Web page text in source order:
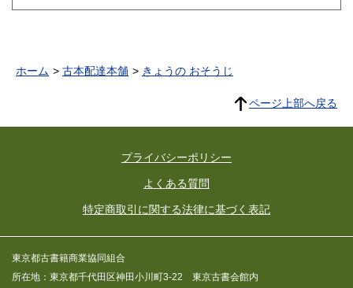
ホーム 古本配達本舗 きょうの おそうじ
ページ上部へ戻る
プライバシーポリシー
よくある質問
特定商取引に関する法律に基づく表記
東京都古書籍商業協同組合
所在地：東京都千代田区神田小川町3-22 東京古書会館内